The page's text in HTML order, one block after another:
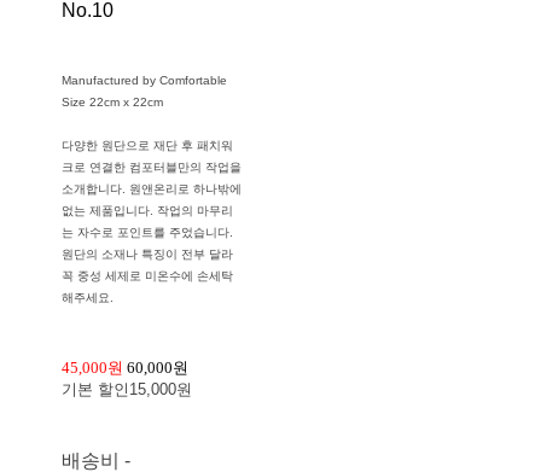
No.10
Manufactured by Comfortable
Size 22cm x 22cm
다양한 원단으로 재단 후 패치워
크로 연결한 컴포터블만의 작업을
소개합니다. 원앤온리로 하나밖에
없는 제품입니다. 작업의 마무리
는 자수로 포인트를 주었습니다.
원단의 소재나 특징이 전부 달라
꼭 중성 세제로 미온수에 손세탁
해주세요.
45,000원60,000원
기본 할인 15,000원
배송비-